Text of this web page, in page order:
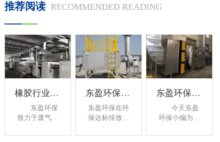
推荐阅读 RECOMMENDED READING
橡胶行业废气处理技术解析
东盈环保
致力于废气治
程，在从业的
东盈环保为大家带来活性炭吸附工艺与生物吸收
东盈环保在环
保达标排放设
着丰富的行业
东盈环保给您介绍软包装印刷车间VOCS治理
今天东盈
环保小编为大
印刷车间VOCs